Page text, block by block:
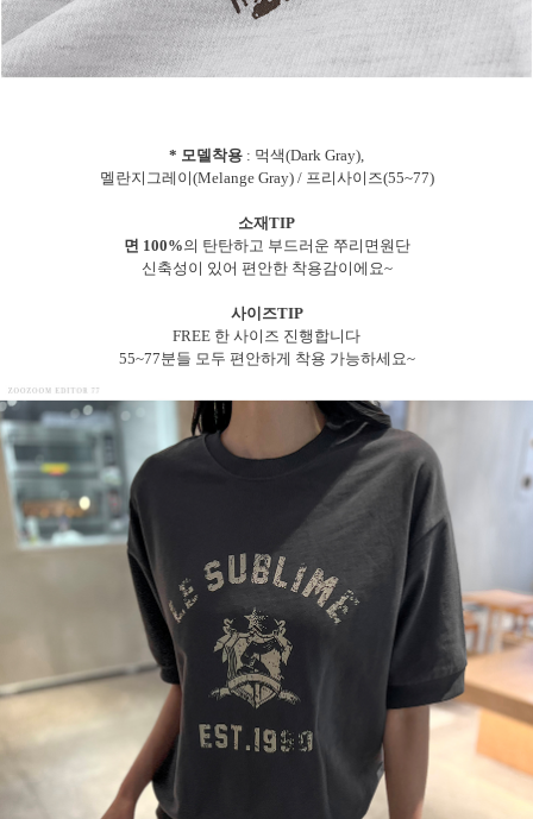
* 모델착용 : 먹색(Dark Gray),
멜란지그레이(Melange Gray) / 프리사이즈(55~77)
소재TIP
면 100%의 탄탄하고 부드러운 쭈리면원단
신축성이 있어 편안한 착용감이에요~
사이즈TIP
FREE 한 사이즈 진행합니다
55~77분들 모두 편안하게 착용 가능하세요~